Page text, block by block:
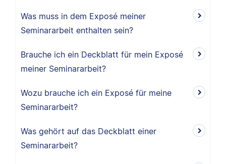
Was muss in dem Exposé meiner
Seminararbeit enthalten sein?
Brauche ich ein Deckblatt für mein Exposé
meiner Seminararbeit?
Wozu brauche ich ein Exposé für meine
Seminararbeit?
Was gehört auf das Deckblatt einer
Seminararbeit?